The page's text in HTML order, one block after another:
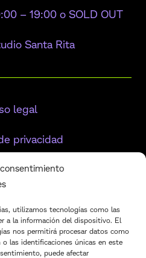
utilizamos tecnologías como las
a la información del dispositivo. El
nos permitirá procesar datos como
las identificaciones únicas en este
puede afectar
– 19:00 o SOLD OUT
Santa Rita
legal
privacidad
de cookies
B1384630, Málaga